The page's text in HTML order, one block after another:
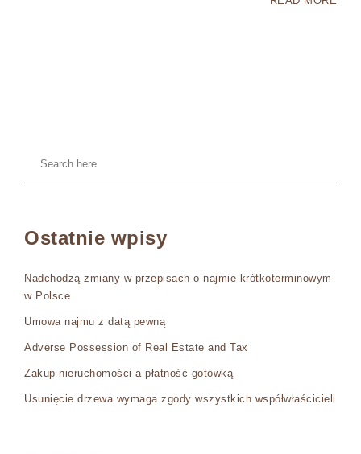
Ostatnie wpisy
Nadchodzą zmiany w przepisach o najmie krótkoterminowym
w Polsce
Umowa najmu z datą pewną
Adverse Possession of Real Estate and Tax
Zakup nieruchomości a płatność gotówką
Usunięcie drzewa wymaga zgody wszystkich współwłaścicieli